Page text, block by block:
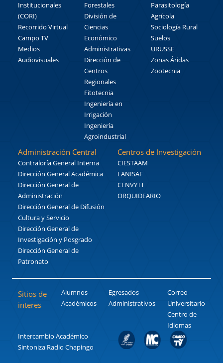
Institucionales
(CORI)
Recorrido Virtual
Campo TV
Medios
Audiovisuales
Forestales
División de
Ciencias
Económico
Administrativas
Dirección de
Centros
Regionales
Fitotecnia
Ingeniería en
Irrigación
Ingeniería
Agroindustrial
Parasitología
Agrícola
Sociología Rural
Suelos
URUSSE
Zonas Áridas
Zootecnia
Administración Central
Contraloría General Interna
Dirección General Académica
Dirección General de
Administración
Dirección General de Difusión
Cultura y Servicio
Dirección General de
Investigación y Posgrado
Dirección General de
Patronato
Centros de Investigación
CIESTAAM
LANISAF
CENVYTT
ORQUIDEARIO
Sitios de
interes
Alumnos
Académicos
Egresados
Administrativos
Correo
Universitario
Centro de
Idiomas
Intercambio Académico
Sintoniza Radio Chapingo